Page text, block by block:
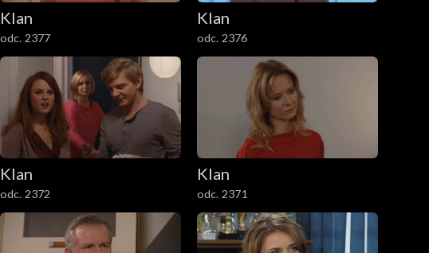
Klan
odc. 2377
Klan
odc. 2376
Klan
odc. 2372
Klan
odc. 2371